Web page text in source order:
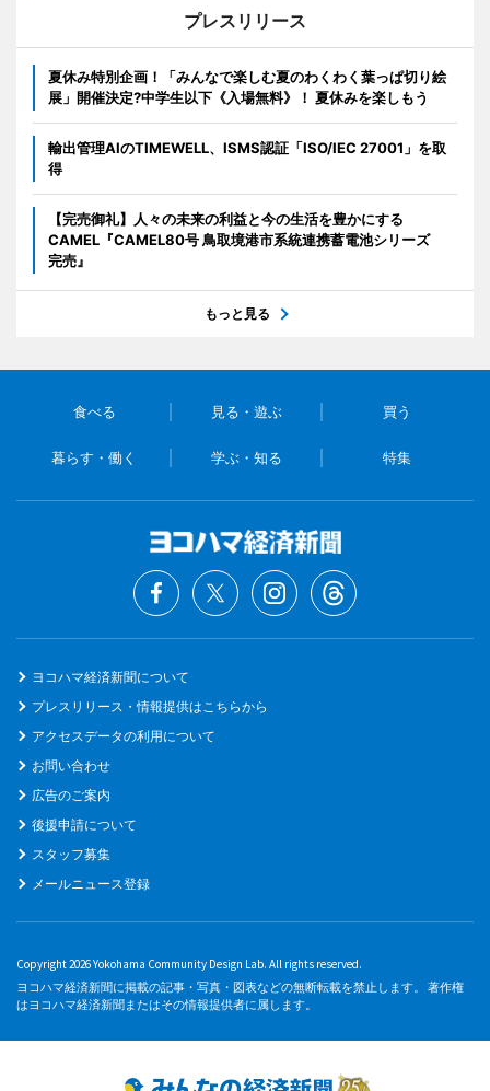
プレスリリース
夏休み特別企画！「みんなで楽しむ夏のわくわく葉っぱ切り絵
展」開催決定?中学生以下《入場無料》！ 夏休みを楽しもう
輸出管理AIのTIMEWELL、ISMS認証「ISO/IEC 27001」を取
得
【完売御礼】人々の未来の利益と今の生活を豊かにする
CAMEL『CAMEL80号 鳥取境港市系統連携蓄電池シリーズ
完売』
もっと見る
食べる 見る・遊ぶ 買う
暮らす・働く 学ぶ・知る 特集
ヨコハマ経済新聞について
プレスリリース・情報提供はこちらから
アクセスデータの利用について
お問い合わせ
広告のご案内
後援申請について
スタッフ募集
メールニュース登録
Copyright 2026 Yokohama Community Design Lab. All rights reserved.
ヨコハマ経済新聞に掲載の記事・写真・図表などの無断転載を禁止します。 著作権
はヨコハマ経済新聞またはその情報提供者に属します。